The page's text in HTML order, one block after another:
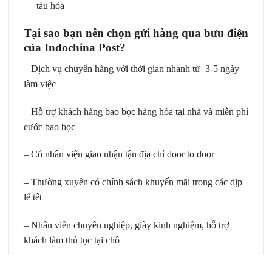
tàu hỏa
Tại sao bạn nên chọn gửi hàng qua bưu điện
của Indochina Post?
– Dịch vụ chuyển hàng với thời gian nhanh từ 3-5 ngày
làm việc
– Hỗ trợ khách hàng bao bọc hàng hóa tại nhà và miễn phí
cước bao bọc
– Có nhân viện giao nhận tận địa chỉ door to door
– Thường xuyên có chính sách khuyến mãi trong các dịp
lễ tết
– Nhân viên chuyên nghiệp, giày kinh nghiệm, hỗ trợ
khách làm thủ tục tại chỗ